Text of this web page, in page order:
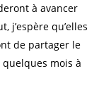
à avancer
j’espère qu’elles
de partager le
mois à